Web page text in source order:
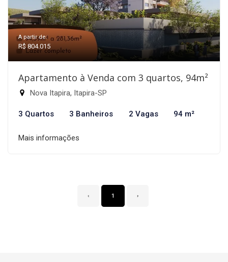
A partir de:
R$ 804.015
Apartamento à Venda com 3 quartos, 94m²
Nova Itapira, Itapira-SP
3 Quartos 3 Banheiros 2 Vagas 94 m²
Mais informações
‹ 1 ›